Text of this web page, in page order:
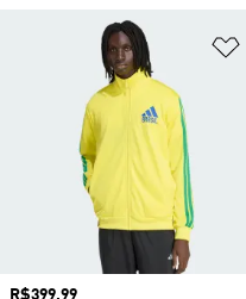
Preço
R$399,99